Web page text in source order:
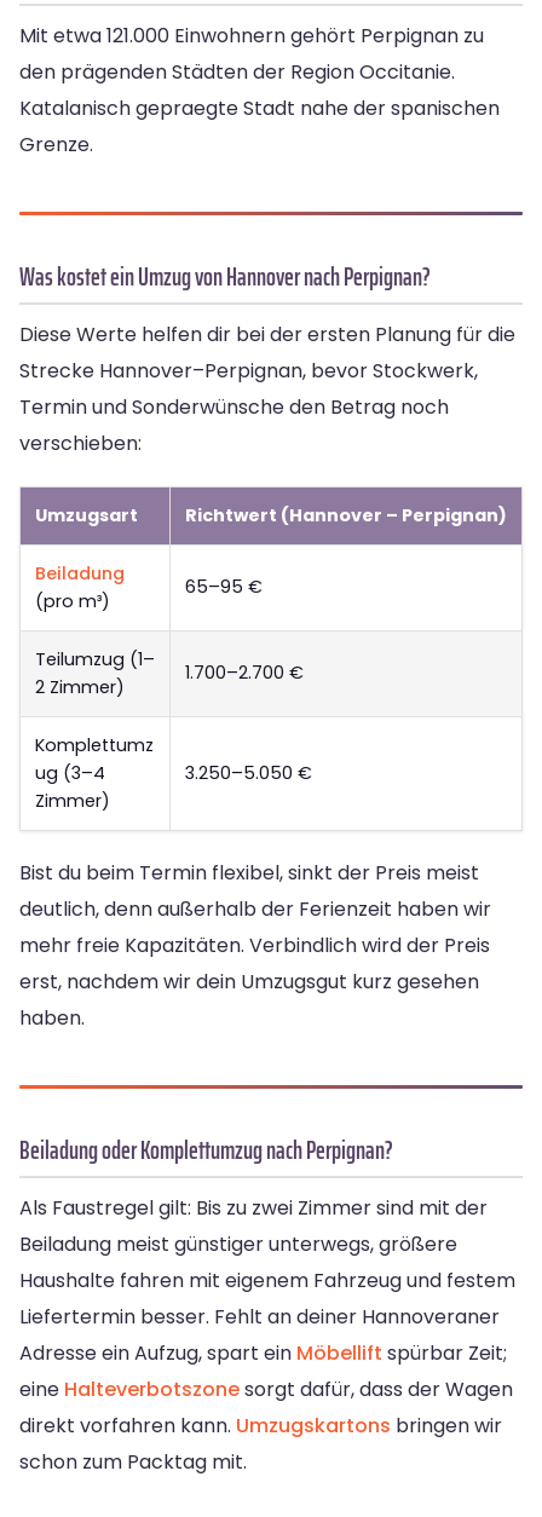
Mit etwa 121.000 Einwohnern gehört Perpignan zu
den prägenden Städten der Region Occitanie.
Katalanisch gepraegte Stadt nahe der spanischen
Grenze.
Was kostet ein Umzug von Hannover nach Perpignan?
Diese Werte helfen dir bei der ersten Planung für die
Strecke Hannover–Perpignan, bevor Stockwerk,
Termin und Sonderwünsche den Betrag noch
verschieben:
Umzugsart Richtwert (Hannover – Perpignan)
Beiladung
(pro m³)
65–95 €
Teilumzug (1–
2 Zimmer)
1.700–2.700 €
Komplettumz
ug (3–4
Zimmer)
3.250–5.050 €
Bist du beim Termin flexibel, sinkt der Preis meist
deutlich, denn außerhalb der Ferienzeit haben wir
mehr freie Kapazitäten. Verbindlich wird der Preis
erst, nachdem wir dein Umzugsgut kurz gesehen
haben.
Beiladung oder Komplettumzug nach Perpignan?
Als Faustregel gilt: Bis zu zwei Zimmer sind mit der
Beiladung meist günstiger unterwegs, größere
Haushalte fahren mit eigenem Fahrzeug und festem
Liefertermin besser. Fehlt an deiner Hannoveraner
Adresse ein Aufzug, spart ein Möbellift spürbar Zeit;
eine Halteverbotszonesorgt dafür, dass der Wagen
direkt vorfahren kann. Umzugskartons bringen wir
schon zum Packtag mit.